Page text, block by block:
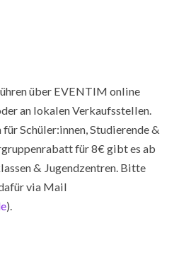
über EVENTIM online
an lokalen Verkaufsstellen.
Schüler:innen, Studierende &
für 8€ gibt es ab
& Jugendzentren. Bitte
via Mail
).